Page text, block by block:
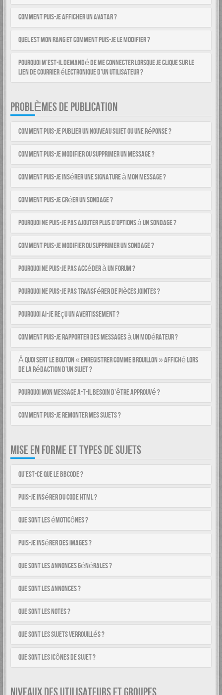
Comment puis-je afficher un avatar ?
Quel est mon rang et comment puis-je le modifier ?
Pourquoi m’est-il demandé de me connecter lorsque je clique sur le
lien de courrier électronique d’un utilisateur ?
PROBLÈMES DE PUBLICATION
Comment puis-je publier un nouveau sujet ou une réponse ?
Comment puis-je modifier ou supprimer un message ?
Comment puis-je insérer une signature à mon message ?
Comment puis-je créer un sondage ?
Pourquoi ne puis-je pas ajouter plus d’options à un sondage ?
Comment puis-je modifier ou supprimer un sondage ?
Pourquoi ne puis-je pas accéder à un forum ?
Pourquoi ne puis-je pas transférer de pièces jointes ?
Pourquoi ai-je reçu un avertissement ?
Comment puis-je rapporter des messages à un modérateur ?
À quoi sert le bouton « Enregistrer comme brouillon » affiché lors
de la rédaction d’un sujet ?
Pourquoi mon message a-t-il besoin d’être approuvé ?
Comment puis-je remonter mes sujets ?
MISE EN FORME ET TYPES DE SUJETS
Qu’est-ce que le BBCode ?
Puis-je insérer du code HTML ?
Que sont les émoticônes ?
Puis-je insérer des images ?
Que sont les annonces générales ?
Que sont les annonces ?
Que sont les notes ?
Que sont les sujets verrouillés ?
Que sont les icônes de sujet ?